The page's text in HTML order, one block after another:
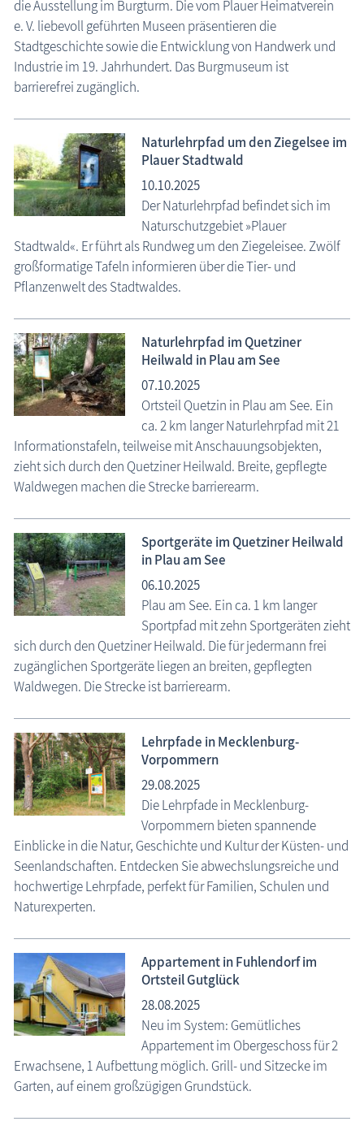
die Ausstellung im Burgturm. Die vom Plauer Heimatverein
e. V. liebevoll geführten Museen präsentieren die
Stadtgeschichte sowie die Entwicklung von Handwerk und
Industrie im 19. Jahrhundert. Das Burgmuseum ist
barrierefrei zugänglich.
Naturlehrpfad um den Ziegelsee im
Plauer Stadtwald
10.10.2025
Der Naturlehrpfad befindet sich im
Naturschutzgebiet »Plauer
Stadtwald«. Er führt als Rundweg um den Ziegeleisee. Zwölf
großformatige Tafeln informieren über die Tier- und
Pflanzenwelt des Stadtwaldes.
Naturlehrpfad im Quetziner
Heilwald in Plau am See
07.10.2025
Ortsteil Quetzin in Plau am See. Ein
ca. 2 km langer Naturlehrpfad mit 21
Informationstafeln, teilweise mit Anschauungsobjekten,
zieht sich durch den Quetziner Heilwald. Breite, gepflegte
Waldwegen machen die Strecke barrierearm.
Sportgeräte im Quetziner Heilwald
in Plau am See
06.10.2025
Plau am See. Ein ca. 1 km langer
Sportpfad mit zehn Sportgeräten zieht
sich durch den Quetziner Heilwald. Die für jedermann frei
zugänglichen Sportgeräte liegen an breiten, gepflegten
Waldwegen. Die Strecke ist barrierearm.
Lehrpfade in Mecklenburg-
Vorpommern
29.08.2025
Die Lehrpfade in Mecklenburg-
Vorpommern bieten spannende
Einblicke in die Natur, Geschichte und Kultur der Küsten- und
Seenlandschaften. Entdecken Sie abwechslungsreiche und
hochwertige Lehrpfade, perfekt für Familien, Schulen und
Naturexperten.
Appartement in Fuhlendorf im
Ortsteil Gutglück
28.08.2025
Neu im System: Gemütliches
Appartement im Obergeschoss für 2
Erwachsene, 1 Aufbettung möglich. Grill- und Sitzecke im
Garten, auf einem großzügigen Grundstück.